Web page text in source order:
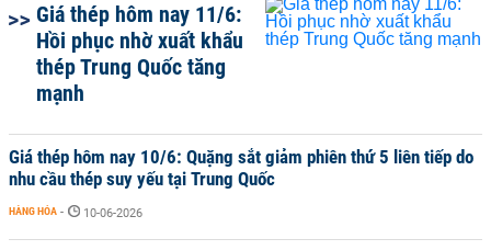
Giá thép hôm nay 11/6:
Hồi phục nhờ xuất khẩu
thép Trung Quốc tăng
mạnh
Giá thép hôm nay 10/6: Quặng sắt giảm phiên thứ 5 liên tiếp do
nhu cầu thép suy yếu tại Trung Quốc
HÀNG HÓA - 10-06-2026